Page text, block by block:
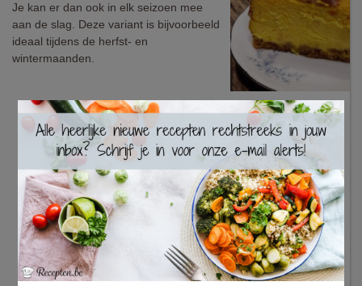
Je kan er dan ook in elk seizoen mee
aan de slag. Deze variant is bijvoorbeeld
ideaal tijdens de herfst- en
wintermaanden.
×